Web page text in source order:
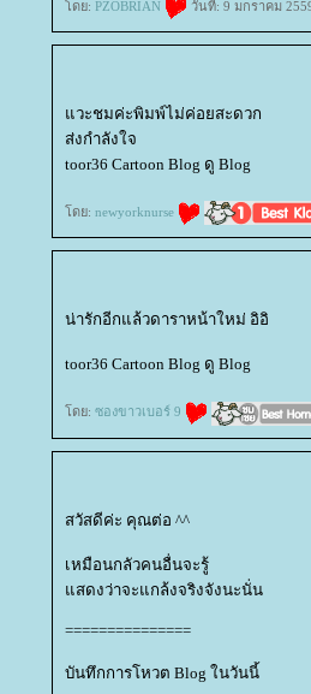
ดย: PZOBRIAN วันที่: 9 มกราคม
วะชมค่ะพิมพ์ไม่ค่อยสะดวก
ส่งกำลังใจ
toor36 Cartoon Blog ดู Blog
ดย: newyorknurse
น่ารักอีกแล้วดาราหน้าใหม่ อิอิ
toor36 Cartoon Blog ดู Blog
ดย: ซองขาวเบอร์ 9
สวัสดีค่ะ คุณต่อ ^^
เหมือนกลัวคนอื่นจะรู้
สดงว่าจะแกล้งจริงจังนะนั่น
===============
บันทึกการโหวต Blog ในวันนี้